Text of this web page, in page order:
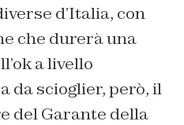
d’Italia, con
che durerà una
a livello
da scioglier, però, il
del Garante della